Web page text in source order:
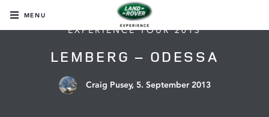
MENU
EXPERIENCE TOUR 2013
LEMBERG – ODESSA
Craig Pusey, 5. September 2013